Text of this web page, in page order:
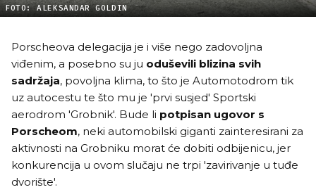
FOTO: ALEKSANDAR GOLDIN
Porscheova delegacija je i više nego zadovoljna
viđenim, a posebno su ju oduševili blizina svih
sadržaja, povoljna klima, to što je Automotodrom tik
uz autocestu te što mu je 'prvi susjed' Sportski
aerodrom 'Grobnik'. Bude li potpisan ugovor s
Porscheom, neki automobilski giganti zainteresirani za
aktivnosti na Grobniku morat će dobiti odbijenicu, jer
konkurencija u ovom slučaju ne trpi 'zavirivanje u tuđe
dvorište'.